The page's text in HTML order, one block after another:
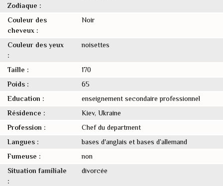
Zodiaque :
Couleur des
cheveux :
Noir
Couleur des yeux
:
noisettes
Taille :
170
Poids :
65
Education :
enseignement secondaire professionnel
Résidence :
Kiev, Ukraine
Profession :
Chef du department
Langues :
bases d'anglais et bases d`allemand
Fumeuse :
non
Situation familiale
:
divorcée